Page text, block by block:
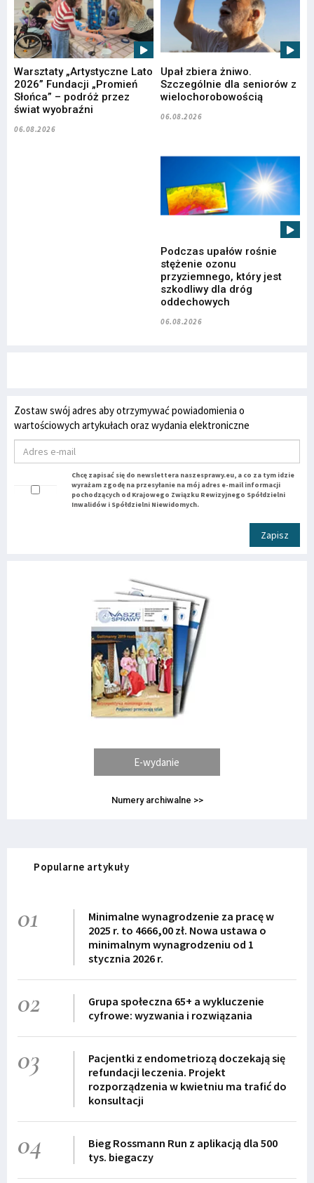
Warsztaty „Artystyczne Lato
2026” Fundacji „Promień
Słońca” – podróż przez
świat wyobraźni
06.08.2026
Upał zbiera żniwo.
Szczególnie dla seniorów z
wielochorobowością
06.08.2026
Podczas upałów rośnie
stężenie ozonu
przyziemnego, który jest
szkodliwy dla dróg
oddechowych
06.08.2026
Zostaw swój adres aby otrzymywać powiadomienia o
wartościowych artykułach oraz wydania elektroniczne
Chcę zapisać się do newslettera naszesprawy.eu, a co za tym idzie
wyrażam zgodę na przesyłanie na mój adres e-mail informacji
pochodzących od Krajowego Związku Rewizyjnego Spółdzielni
Inwalidów i Spółdzielni Niewidomych.
Zapisz
E-wydanie
Numery archiwalne >>
Popularne artykuły
01
Minimalne wynagrodzenie za pracę w
2025 r. to 4666,00 zł. Nowa ustawa o
minimalnym wynagrodzeniu od 1
stycznia 2026 r.
02
Grupa społeczna 65+ a wykluczenie
cyfrowe: wyzwania i rozwiązania
03
Pacjentki z endometriozą doczekają się
refundacji leczenia. Projekt
rozporządzenia w kwietniu ma trafić do
konsultacji
04
Bieg Rossmann Run z aplikacją dla 500
tys. biegaczy